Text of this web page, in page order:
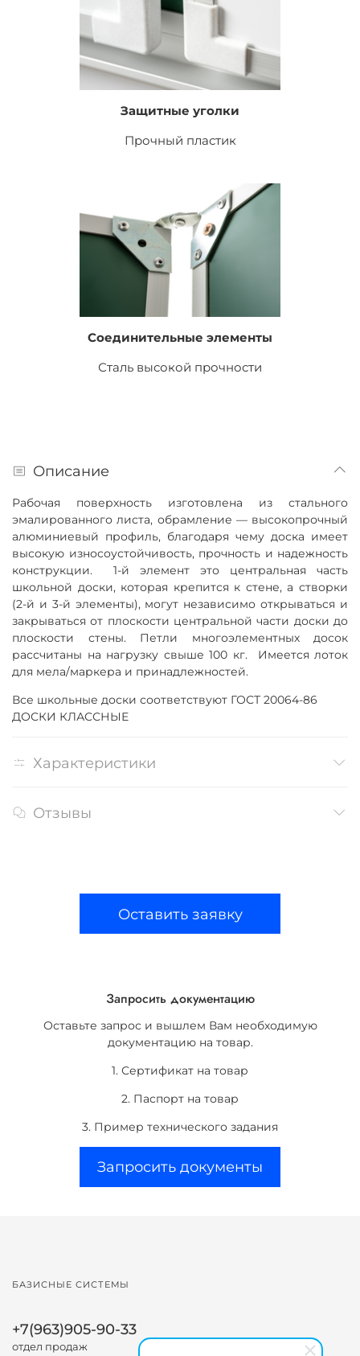
Защитные уголки
Прочный пластик
Соединительные элементы
Сталь высокой прочности
Описание
Рабочая поверхность изготовлена из стального
эмалированного листа, обрамление — высокопрочный
алюминиевый профиль, благодаря чему доска имеет
высокую износоустойчивость, прочность и надежность
конструкции. 1-й элемент это центральная часть
школьной доски, которая крепится к стене, а створки
(2-й и 3-й элементы), могут независимо открываться и
закрываться от плоскости центральной части доски до
плоскости стены. Петли многоэлементных досок
рассчитаны на нагрузку свыше 100 кг. Имеется лоток
для мела/маркера и принадлежностей.
Все школьные доски соответствуют ГОСТ 20064-86
ДОСКИ КЛАССНЫЕ
Характеристики
Отзывы
Оставить заявку
Запросить документацию
Оставьте запрос и вышлем Вам необходимую
документацию на товар.
1. Сертификат на товар
2. Паспорт на товар
3. Пример технического задания
Запросить документы
БАЗИСНЫЕ СИСТЕМЫ
+7(963)905-90-33
отдел продаж